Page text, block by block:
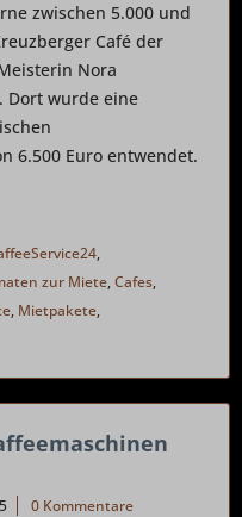
zwischen 5.000 und
Café der
Nora
Dort wurde eine
6.500 Euro entwendet.
,
zur Miete,Cafes,
, Mietpakete,
0 Kommentare